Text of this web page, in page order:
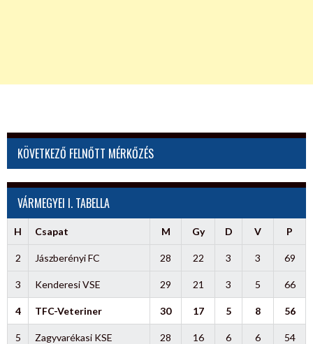
KÖVETKEZŐ FELNŐTT MÉRKŐZÉS
VÁRMEGYEI I. TABELLA
H Csapat M Gy D V P
2 Jászberényi FC 28 22 3 3 69
3 Kenderesi VSE 29 21 3 5 66
4 TFC-Veteriner 30 17 5 8 56
5 Zagyvarékasi KSE 28 16 6 6 54